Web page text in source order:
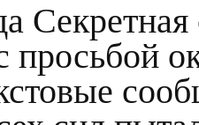
просьбой